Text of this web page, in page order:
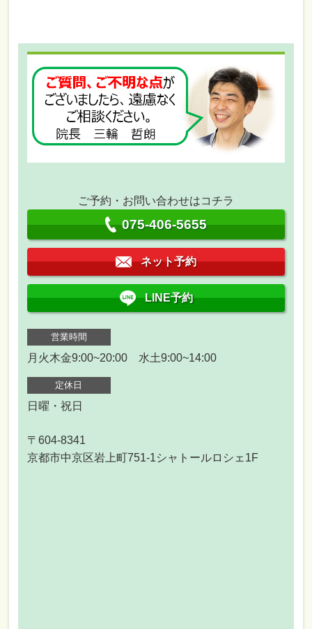
ご予約・お問い合わせはコチラ
075-406-5655
ネット予約
LINE予約
営業時間
月火木金9:00~20:00 水土9:00~14:00
定休日
日曜・祝日
〒604-8341
京都市中京区岩上町751-1シャトールロシェ1F